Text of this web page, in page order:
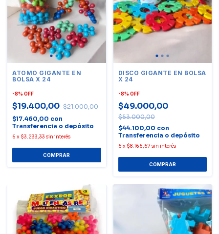
ATOMO GIGANTE EN
BOLSA X 24
-8% OFF
$19.400,00 $21.000,00
$17.460,00 con
Transferencia o depósito
6 x $3.233,33 sin interés
DISCO GIGANTE EN BOLSA
X 24
-8% OFF
$49.000,00
$53.000,00
$44.100,00 con
Transferencia o depósito
6 x $8.166,67 sin interés